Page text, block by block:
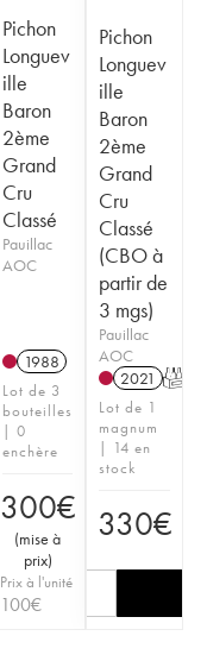
Pichon
Longuev
ille
Baron
2ème
Grand
Cru
Classé
Pauillac
AOC
1988
Lot de 3
bouteilles
| 0
enchère
300€
(mise à
prix)
Prix à l'unité
100€
Pichon
Longuev
ille
Baron
2ème
Grand
Cru
Classé
(CBO à
partir de
3 mgs)
Pauillac
AOC
2021 T
Lot de 1
magnum
| 14 en
stock
330€